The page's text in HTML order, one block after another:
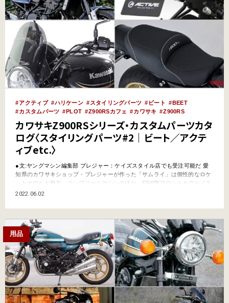
アクティブ ハリケーン スタイリングパーツ ビート
BEET
カスタムパーツ
PLOT Z900RSカフェ カワサキ Z900RS
カワサキZ900RSシリーズ・カスタムパーツカタ
ログ〈スタイリングパーツ#2｜ビート／アクテ
ィブetc.〉
●文:ヤングマシン編集部 プレジャー：ケイズスタイル店でも受注可能だ 愛
知県のカワサキショップ・プレジャーが作った「サムライ」は個性的なロケ
ットカウルが魅力。コンプリートマシンのほか、FRP製フロントカウル／ス
テー／セパレートハンドル／バックミラー／スクリーンがセットになったフ
販売されている。ケイズスタイル加盟店でも取り扱いが…
2022.06.02
用品